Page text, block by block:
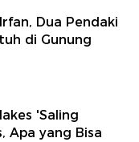
Dua Pendaki
di Gunung
'Saling
Apa yang Bisa